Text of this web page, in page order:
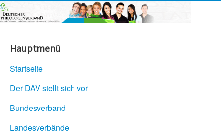
Hauptmenü
Startseite
Der DAV stellt sich vor
Bundesverband
Landesverbände